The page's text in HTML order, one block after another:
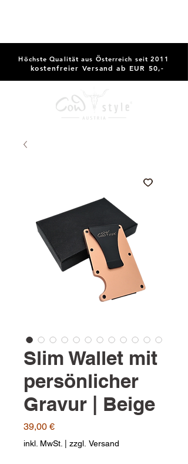
Höchste Qualität aus Österreich seit 2011
kostenfreier Versand ab EUR 50,-
Slim Wallet mit
persönlicher
Gravur | Beige
39,00 €Preis
inkl. MwSt. zzgl. Versand